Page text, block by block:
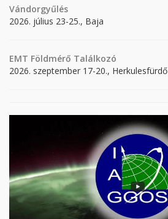
Vándorgyűlés
2026. július 23-25., Baja
EMT Földmérő Találkozó
2026. szeptember 17-20., Herkulesfürdő